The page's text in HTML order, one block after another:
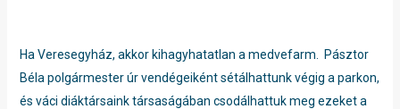
Ha Veresegyház, akkor kihagyhatatlan a medvefarm. Pásztor
Béla polgármester úr vendégeiként sétálhattunk végig a parkon,
és váci diáktársaink társaságában csodálhattuk meg ezeket a